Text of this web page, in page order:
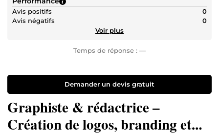
Avis positifs
0
Avis négatifs
0
Voir plus
Temps de réponse : —
Demander un devis gratuit
Graphiste & rédactrice –
Création de logos, branding et